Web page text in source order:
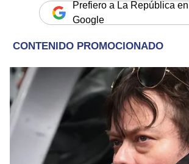
Prefiero a La República en
Google